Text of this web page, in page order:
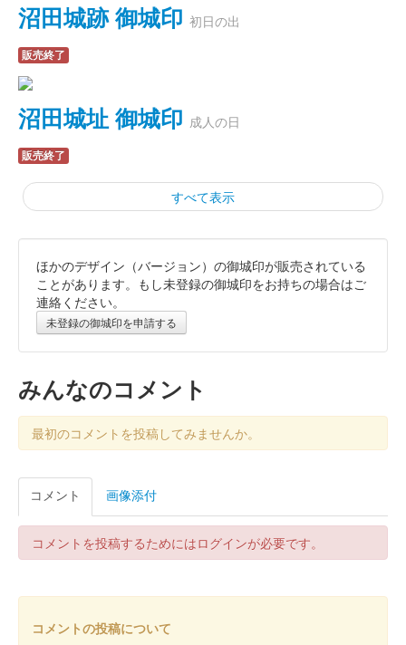
沼田城跡 御城印 初日の出
販売終了
沼田城址 御城印 成人の日
販売終了
すべて表示
霞城（沼田城）御城印 旧暦（睦月）2026年版
販売終了
沼田城跡 御城印 昭和百年 十二月版
販売終了
沼田城跡 御城印
ほかのデザイン（バージョン）の御城印が販売されている
ことがあります。もし未登録の御城印をお持ちの場合はご
連絡ください。
未登録の御城印を申請する
みんなのコメント
最初のコメントを投稿してみませんか。
コメント 画像添付
コメントを投稿するためにはログインが必要です。
コメントの投稿について